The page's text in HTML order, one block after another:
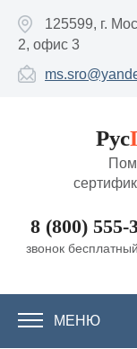
125599, г.
2, офис 3
Рус
8 (800) 555-
звонок
МЕНЮ